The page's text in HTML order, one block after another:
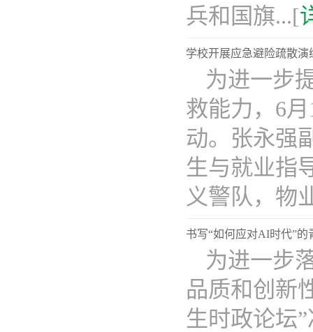
兵和国旗...[
学校开展应急避险疏散演
为进一步
救能力，6
动。张永强
生与就业指
义警队，物
书写“如何应对AI时代”
为进一步
品质和创新
生时政论坛